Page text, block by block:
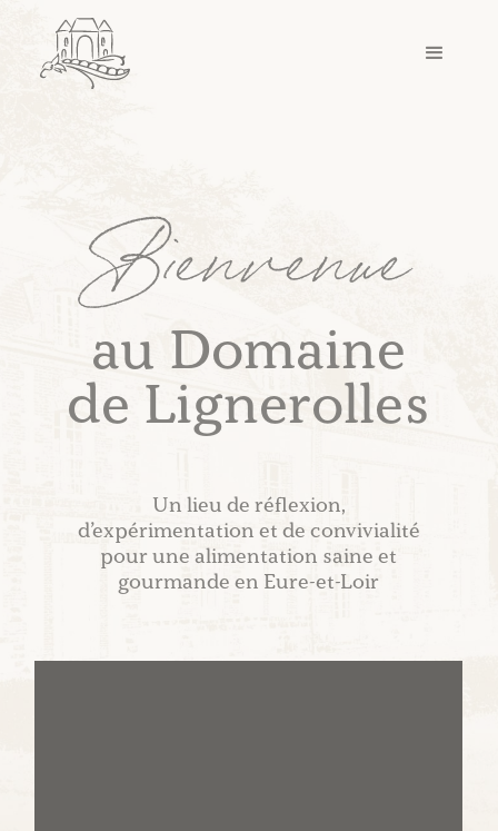
Bienvenue
au Domaine
de Lignerolles
Un lieu de réflexion,
d’expérimentation et de convivialité
pour une alimentation saine et
gourmande en Eure-et-Loir